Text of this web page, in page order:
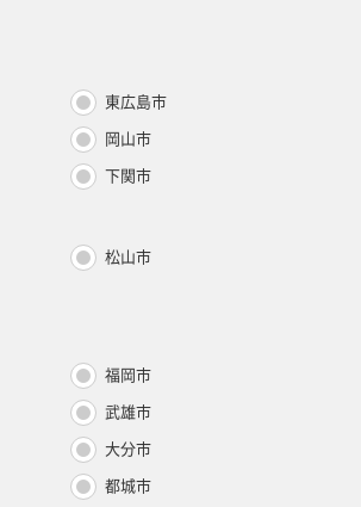
東広島市
岡山市
下関市
松山市
福岡市
武雄市
大分市
都城市